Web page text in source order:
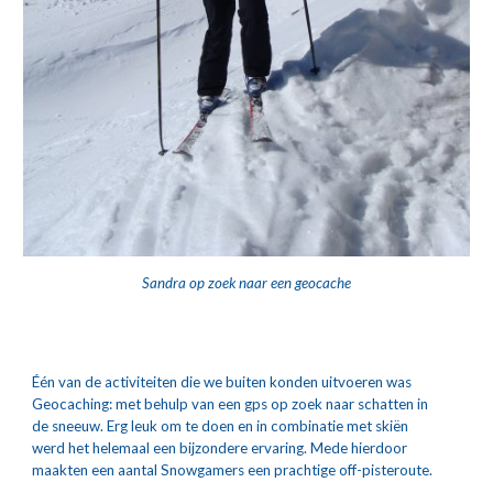
Sandra op zoek naar een geocache
Één van de activiteiten die we buiten konden uitvoeren was
Geocaching: met behulp van een gps op zoek naar schatten in
de sneeuw. Erg leuk om te doen en in combinatie met skiën
werd het helemaal een bijzondere ervaring. Mede hierdoor
maakten een aantal Snowgamers een prachtige off-pisteroute.